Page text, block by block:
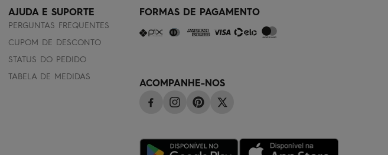
AJUDA E SUPORTE
PERGUNTAS FREQUENTES
CUPOM DE DESCONTO
STATUS DO PEDIDO
TABELA DE MEDIDAS
FORMAS DE PAGAMENTO
ACOMPANHE-NOS